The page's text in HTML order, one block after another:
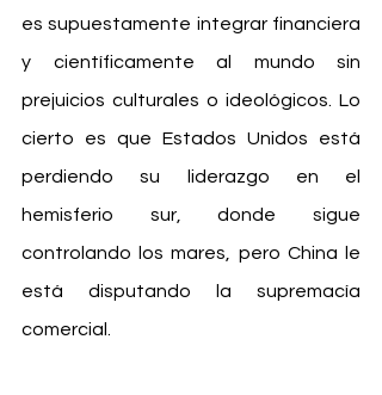
es supuestamente integrar financiera
y científicamente al mundo sin
prejuicios culturales o ideológicos. Lo
cierto es que Estados Unidos está
perdiendo su liderazgo en el
hemisferio sur, donde sigue
controlando los mares, pero China le
está disputando la supremacía
comercial.